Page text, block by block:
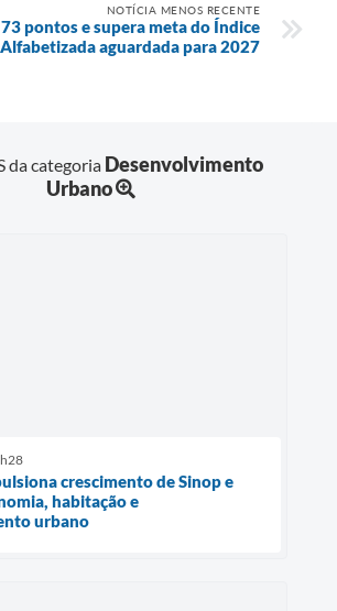
NOTÍCIA MENOS RECENTE
pontos e supera meta do Índice
aguardada para 2027
da categoria Desenvolvimento
Urbano
crescimento de Sinop e
habitação e
urbano